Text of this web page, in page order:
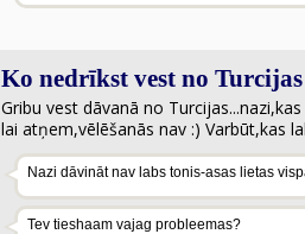
Ko nedrīkst vest no Turcijas
Gribu vest dāvanā no
lai atņem,vēlēšanās nav :) Varbūt,kas
Nazi dāvināt nav labs tonis-asas lietas
Tev tieshaam vajag probleemas?